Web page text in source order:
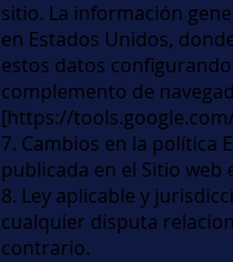
sitio. La información
en Estados Unidos,
estos datos
complemento de
[https://
7. Cambios en la política
publicada en el Sitio
8. Ley aplicable y
cualquier disputa
contrario.